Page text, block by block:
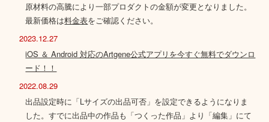
原材料の高騰により一部プロダクトの金額が変更となりました。
最新価格は料金表をご確認ください。
2023.12.27
iOS ＆ Android 対応のArtgene公式アプリを今すぐ無料でダウンロ
ード！！
2022.08.29
出品設定時に「Lサイズの出品可否」を設定できるようになりま
した。すでに出品中の作品も「つくった作品」より「編集」にて